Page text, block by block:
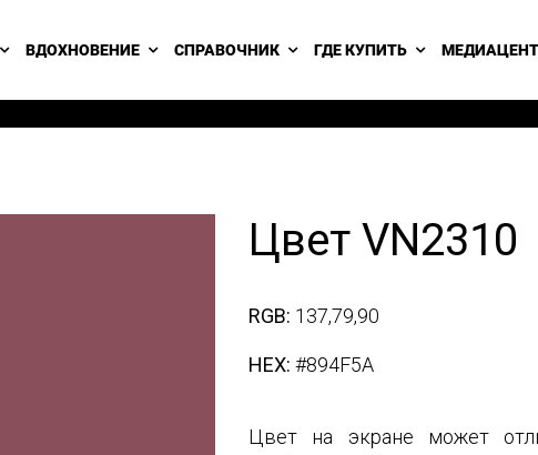
ВДОХНОВЕНИЕ СПРАВОЧНИК ГДЕ КУПИТЬ
Цвет VN2310
RGB: 137,79,90
HEX: #894F5A
Цвет на экране может